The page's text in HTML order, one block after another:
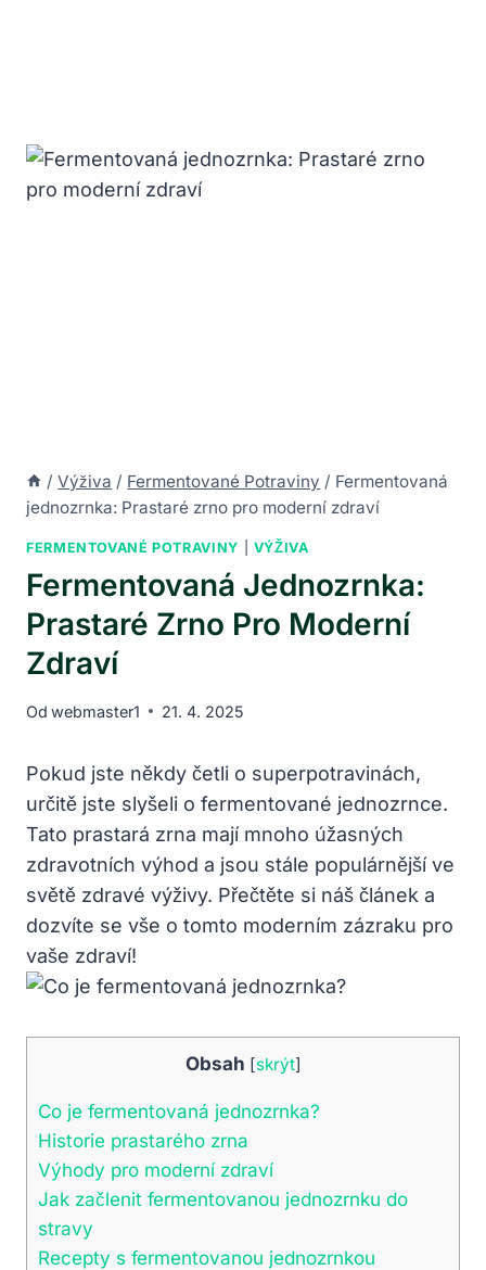
/ Výživa / Fermentované Potraviny / Fermentovaná
jednozrnka: Prastaré zrno pro moderní zdraví
FERMENTOVANÉ POTRAVINY VÝŽIVA
Fermentovaná Jednozrnka:
Prastaré Zrno Pro Moderní
Zdraví
Od webmaster1 21. 4. 2025
Pokud jste někdy četli o superpotravinách,
určitě jste slyšeli o fermentované jednozrnce.
Tato prastará zrna mají mnoho úžasných
zdravotních výhod a jsou stále populárnější ve
světě zdravé výživy. Přečtěte si náš článek a
dozvíte se vše o tomto moderním zázraku pro
vaše zdraví!
Obsah [skrýt]
Co je fermentovaná jednozrnka?
Historie prastarého zrna
Výhody pro moderní zdraví
Jak začlenit fermentovanou jednozrnku do
stravy
Recepty s fermentovanou jednozrnkou